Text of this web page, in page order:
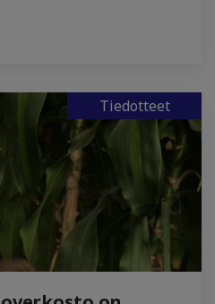
Tiedotteet